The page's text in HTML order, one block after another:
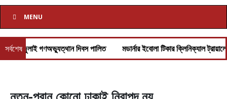
MENU
সর্বশেষ
জুলাই গণঅভ্যুত্থান দিবস পালিত মডার্নার ইবোলা টিকার ক্লিনিক্যাল ট্রায়ালের